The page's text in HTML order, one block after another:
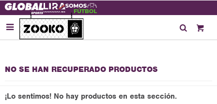

NO SE HAN RECUPERADO PRODUCTOS
¡Lo sentimos! No hay productos en esta sección.